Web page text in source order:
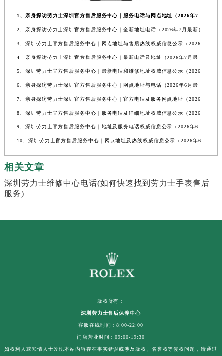
1、亲身探访劳力士深圳官方售后服务中心｜服务电话与网点地址（2026年7
2、亲身探访劳力士深圳官方售后服务中心｜全新地址电话（2026年7月最新）
3、深圳劳力士官方售后服务中心｜网点地址与售后热线权威信息公示（2026
4、亲身探访劳力士深圳官方售后服务中心｜最新电话及地址（2026年7月最
5、深圳劳力士官方售后服务中心｜最新电话和维修地址权威信息公示（2026
6、亲身探访劳力士深圳官方售后服务中心｜网点地址与电话（2026年6月最
7、亲身探访劳力士深圳官方售后服务中心｜官方电话及服务网点地址（2026
8、深圳劳力士官方售后服务中心｜服务电话及详细地址权威信息公示（2026
9、深圳劳力士官方售后服务中心｜地址及服务电话权威信息公示（2026年6
10、深圳劳力士官方售后服务中心｜网点地址及热线权威信息公示（2026年6
相关文章
深圳劳力士维修中心电话(如何快速找到劳力士手表售后
服务)
版权所有：
深圳劳力士售后保养中心
客服在线时间：8:00-22:00
门店营业时间：09:00-19:30
如权利人或知情人士发现本站内容存在事实错误或涉及版权、名誉权等侵权问题，请通过